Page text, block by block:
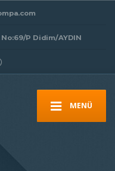
P Didim/AYDIN
MENÜ